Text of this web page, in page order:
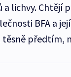
a lichvy.
BFA a
těsně předtím,